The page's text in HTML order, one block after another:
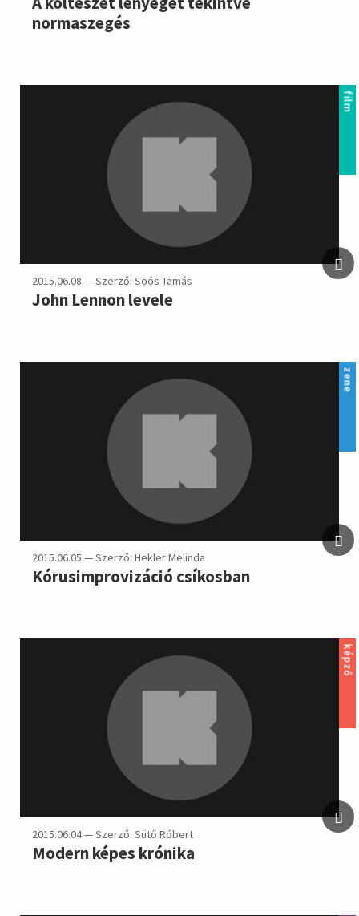
normaszegés
film
2015.06.08 — Szerző: Soós Tamás
John Lennon levele
zene
2015.06.05 — Szerző: Hekler Melinda
Kórusimprovizáció csíkosban
képző
2015.06.04 — Szerző: Sütő Róbert
Modern képes krónika